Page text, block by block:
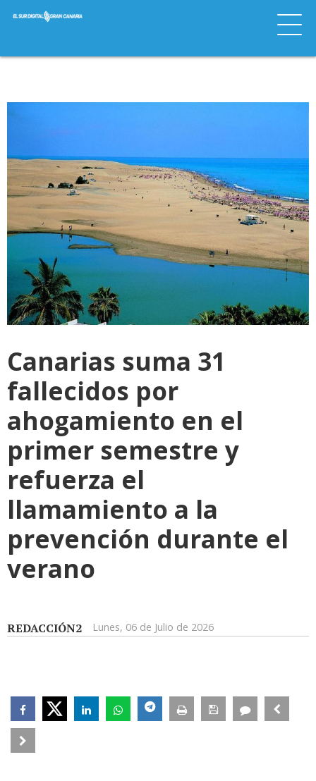
Canarias suma 31
fallecidos por
ahogamiento en el
primer semestre y
refuerza el
llamamiento a la
prevención durante el
verano
REDACCIÓN2 Lunes, 06 de Julio de 2026